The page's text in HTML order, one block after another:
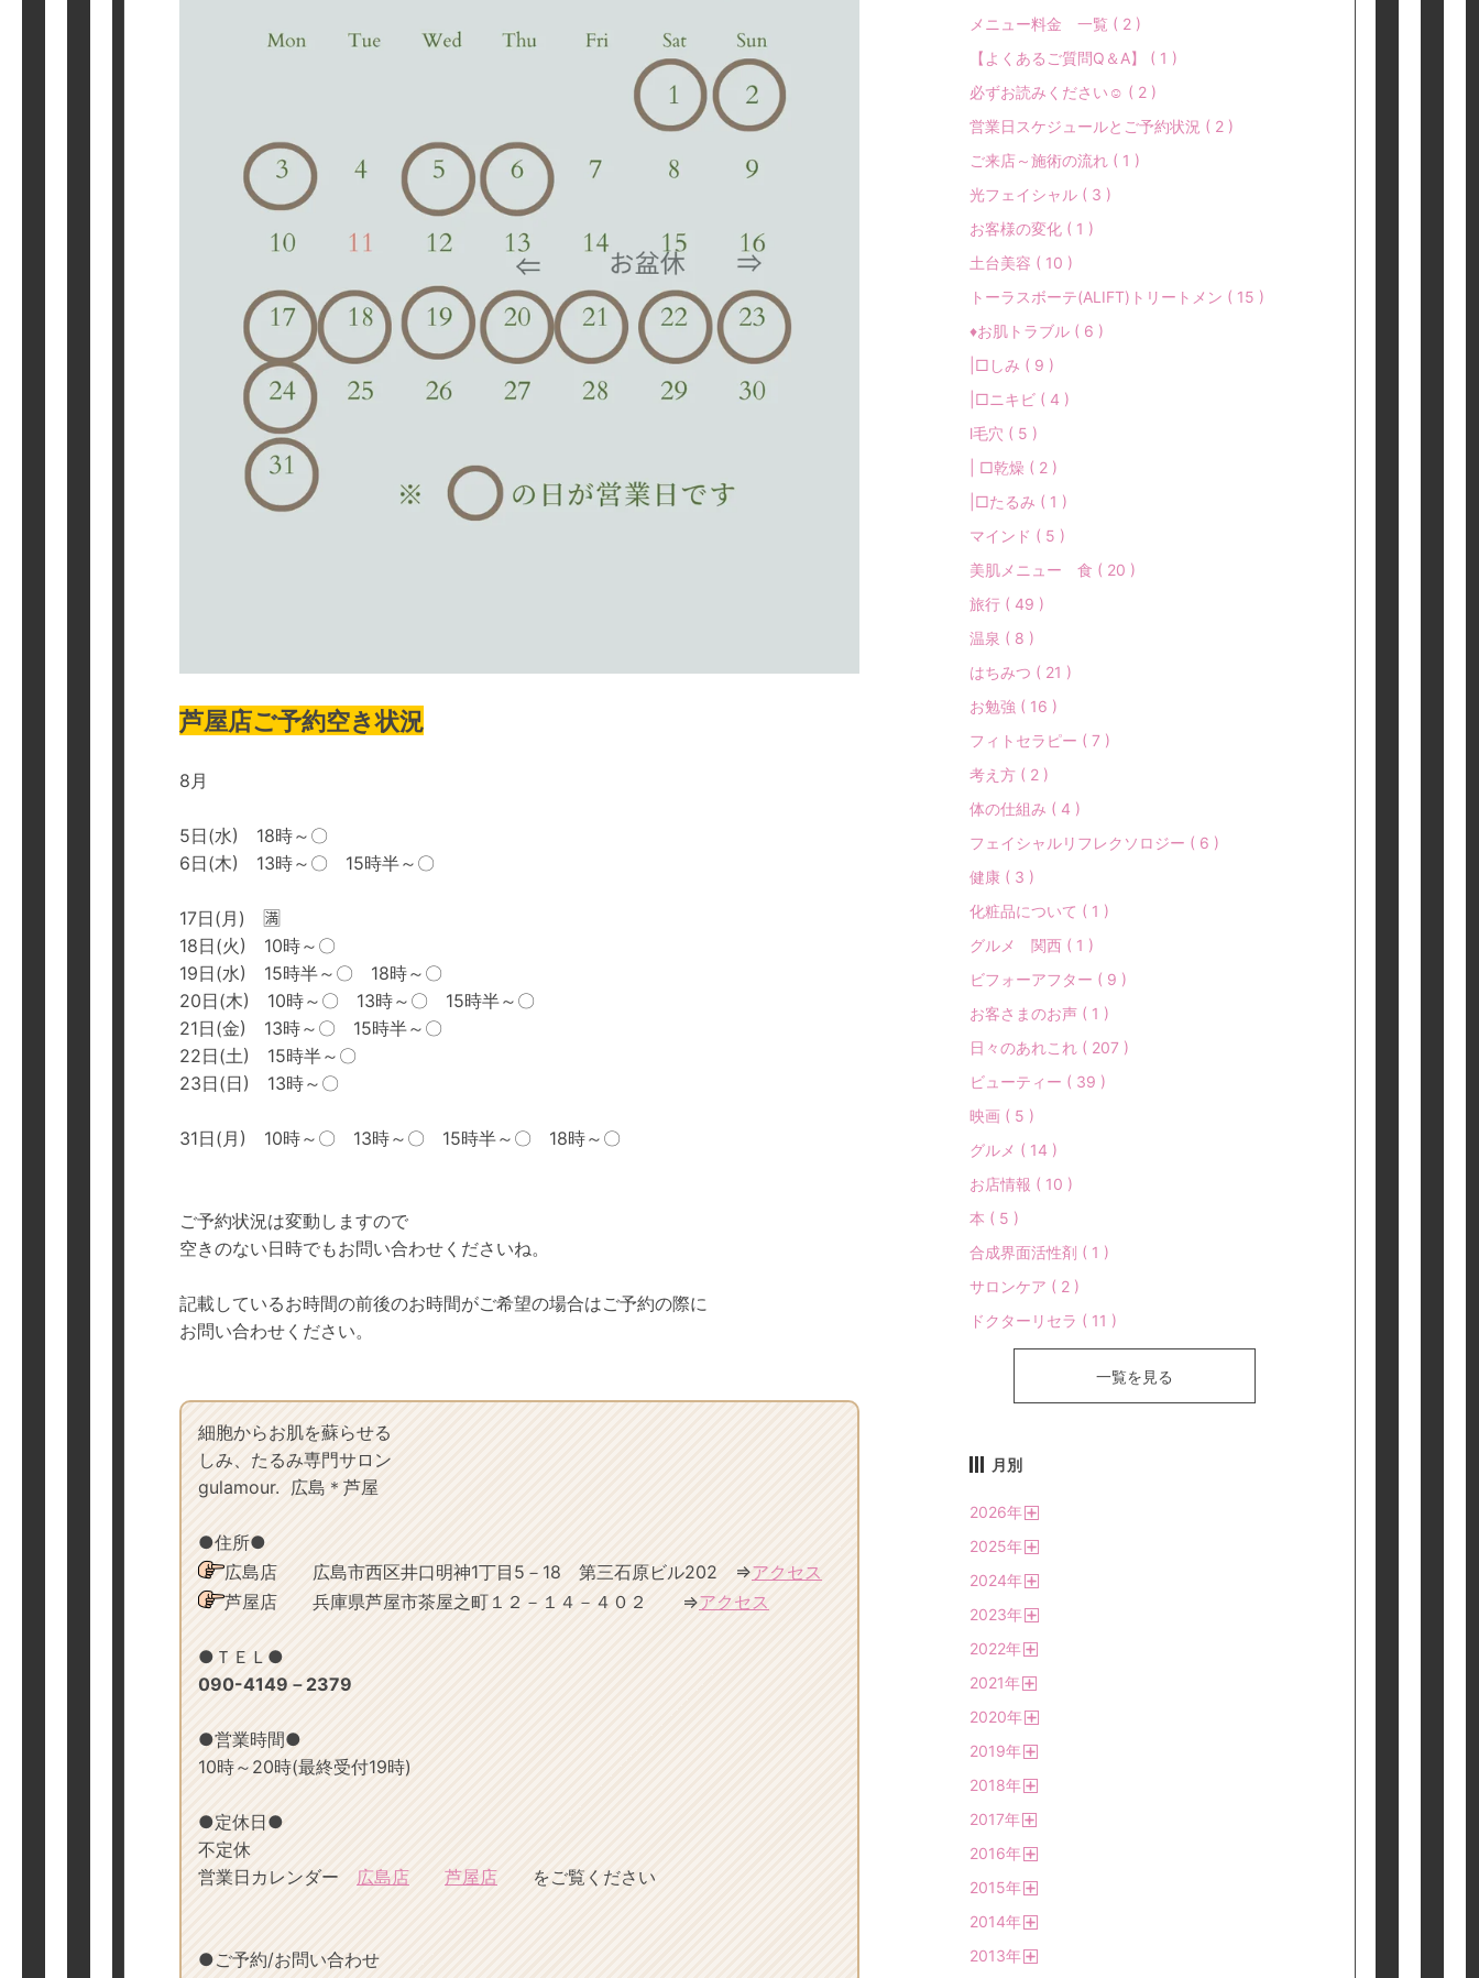
芦屋店ご予約空き状況
8月
5日(水) 18時～〇
6日(木) 13時～〇 15時半～〇
17日(月) 🈵
18日(火) 10時～〇
19日(水) 15時半～〇 18時～〇
20日(木) 10時～〇 13時～〇 15時半～〇
21日(金) 13時～〇 15時半～〇
22日(土) 15時半～〇
23日(日) 13時～〇
31日(月) 10時～〇 13時～〇 15時半～〇 18時～〇
ご予約状況は変動しますので
空きのない日時でもお問い合わせくださいね。
記載しているお時間の前後のお時間がご希望の場合はご予約の際に
お問い合わせください。
細胞からお肌を蘇らせる
しみ、たるみ専門サロン
gulamour. 広島＊芦屋
●住所●
広島店 広島市西区井口明神1丁目5－18 第三石原ビル202 ⇒アクセス
芦屋店 兵庫県芦屋市茶屋之町１２－１４－４０２ ⇒アクセス
● ＴＥＬ●
090-4149－2379
●営業時間●
10時～20時(最終受付19時)
●定休日●
不定休
営業日カレンダー 広島店 芦屋店 をご覧ください
●ご予約/お問い合わせ
メニュー料金 一覧 ( 2 )
【よくあるご質問Q＆A】 ( 1 )
必ずお読みください☺ ( 2 )
営業日スケジュールとご予約状況 ( 2 )
ご来店～施術の流れ ( 1 )
光フェイシャル ( 3 )
お客様の変化 ( 1 )
土台美容 ( 10 )
トーラスボーテ(ALIFT)トリートメン ( 15 )
♦お肌トラブル ( 6 )
|□しみ ( 9 )
|□ニキビ ( 4 )
l毛穴 ( 5 )
| □乾燥 ( 2 )
|□たるみ ( 1 )
マインド ( 5 )
美肌メニュー 食 ( 20 )
旅行 ( 49 )
温泉 ( 8 )
はちみつ ( 21 )
お勉強 ( 16 )
フィトセラピー ( 7 )
考え方 ( 2 )
体の仕組み ( 4 )
フェイシャルリフレクソロジー ( 6 )
健康 ( 3 )
化粧品について ( 1 )
グルメ 関西 ( 1 )
ビフォーアフター ( 9 )
お客さまのお声 ( 1 )
日々のあれこれ ( 207 )
ビューティー ( 39 )
映画 ( 5 )
グルメ ( 14 )
お店情報 ( 10 )
本 ( 5 )
合成界面活性剤 ( 1 )
サロンケア ( 2 )
ドクターリセラ ( 11 )
一覧を見る
月別
2026年
2025年
2024年
2023年
2022年
2021年
2020年
2019年
2018年
2017年
2016年
2015年
2014年
2013年